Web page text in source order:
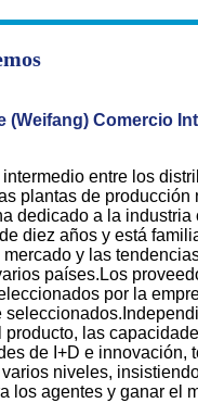
(Weifang) Comercio
entre los
plantas de producción
dedicado a la industria
diez años y está
y las
países.Los
por la
producto, las
de I+D e innovación,
niveles,
los agentes y ganar el